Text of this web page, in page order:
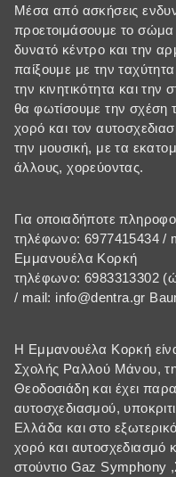
Μέσα από ασκήσεις
προετοιμάσουμε το σώμα
δυνατό κέντρο και την
παίξουμε με την
την κινητικότητα και
θα φωτίσουμε την σχέση
χορό και τον
την μουσική, με τα
άλλους, χορεύοντας.
Για οποιαδήποτε
τηλέφωνο: 6977415434 /
Εμμανουέλα Κορκή
τηλέφωνo: 6983313302
/ mail: info@dentra.gr
Η Εμμανουέλα Κορκή
Σχολής Ραλλού Μάνου,
Θεοδοσιάδη και έχει
αυτοσχεδιασμού,
Ελλάδα και στο
χορό και αυτοσχεδιασμό
στούντιο Gaz